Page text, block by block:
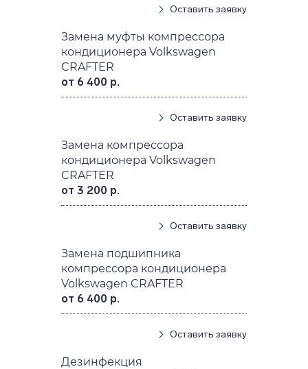
Оставить заявку
Замена муфты компрессора
кондиционера Volkswagen
CRAFTER
от 6 400 р.
Оставить заявку
Замена компрессора
кондиционера Volkswagen
CRAFTER
от 3 200 р.
Оставить заявку
Замена подшипника
компрессора кондиционера
Volkswagen CRAFTER
от 6 400 р.
Оставить заявку
Дезинфекция